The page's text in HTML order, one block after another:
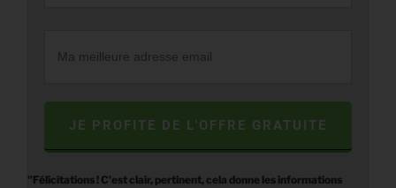
JE PROFITE DE L'OFFRE GRATUITE
"Félicitations ! C'est clair, pertinent, cela donne les informations